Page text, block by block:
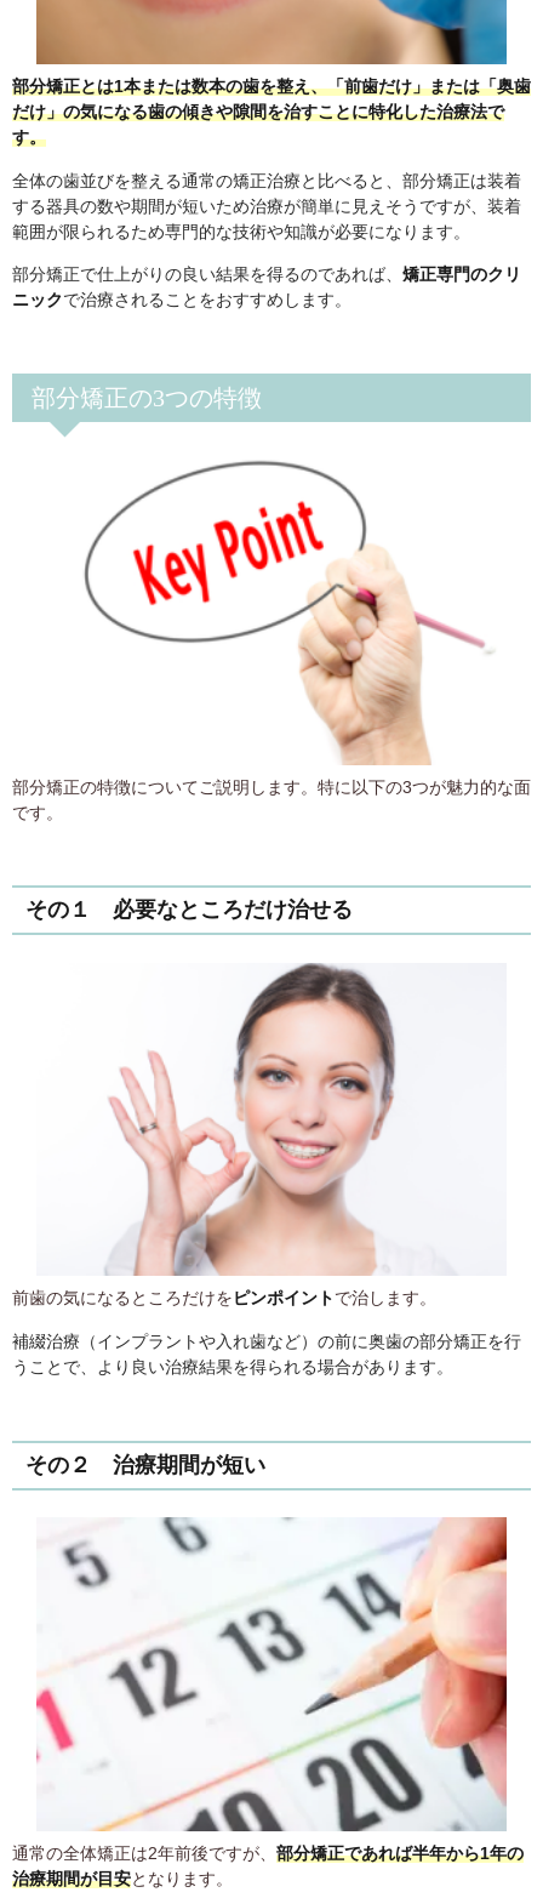
部分矯正とは1本または数本の歯を整え、「前歯だけ」または「奥歯
だけ」の気になる歯の傾きや隙間を治すことに特化した治療法で
す。
全体の歯並びを整える通常の矯正治療と比べると、部分矯正は装着
する器具の数や期間が短いため治療が簡単に見えそうですが、装着
範囲が限られるため専門的な技術や知識が必要になります。
部分矯正で仕上がりの良い結果を得るのであれば、 矯正専門のクリ
ニックで治療されることをおすすめします。
部分矯正の3つの特徴
部分矯正の特徴についてご説明します。特に以下の3つが魅力的な面
です。
その１ 必要なところだけ治せる
前歯の気になるところだけをピンポイントで治します。
補綴治療（インプラントや入れ歯など）の前に奥歯の部分矯正を行
うことで、より良い治療結果を得られる場合があります。
その２ 治療期間が短い
通常の全体矯正は2年前後ですが、 部分矯正であれば半年から1年の
治療期間が目安となります。